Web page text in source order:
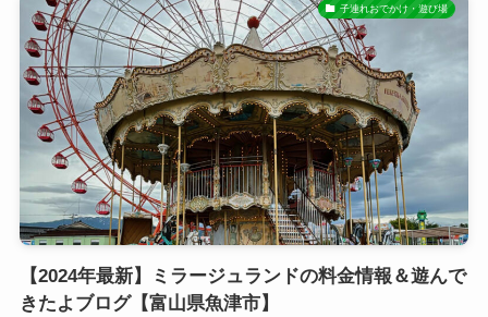
子連れおでかけ・遊び場
【2024年最新】ミラージュランドの料金情報＆遊んで
きたよブログ【富山県魚津市】